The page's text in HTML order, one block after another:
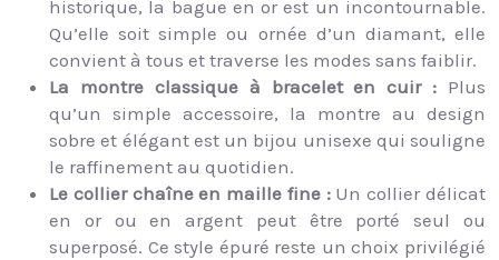
historique, la bague en or est un incontournable.
Qu’elle soit simple ou ornée d’un diamant, elle
convient à tous et traverse les modes sans faiblir.
La montre classique à bracelet en cuir : Plus
qu’un simple accessoire, la montre au design
sobre et élégant est un bijou unisexe qui souligne
le raffinement au quotidien.
Le collier chaîne en maille fine :Un collier délicat
en or ou en argent peut être porté seul ou
superposé. Ce style épuré reste un choix privilégié